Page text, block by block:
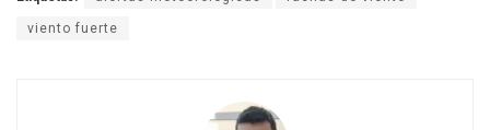
viento fuerte